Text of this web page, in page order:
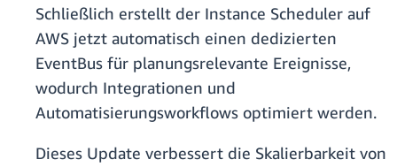
Schließlich erstellt der Instance Scheduler auf
AWS jetzt automatisch einen dedizierten
EventBus für planungsrelevante Ereignisse,
wodurch Integrationen und
Automatisierungsworkflows optimiert werden.
Dieses Update verbessert die Skalierbarkeit von